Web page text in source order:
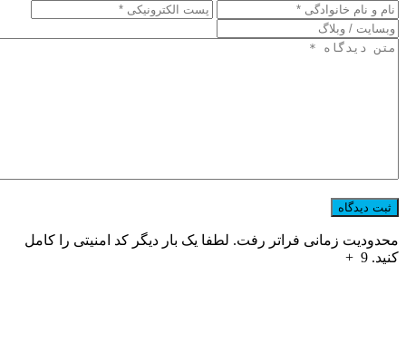
محدودیت زمانی فراتر رفت. لطفا یک بار دیگر کد امنیتی را کامل
کنید. 9
+